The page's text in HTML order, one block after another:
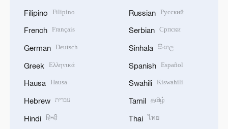
Filipino Filipino
French Français
German Deutsch
Greek Ελληνικά
Hausa Hausa
Hebrew עברית
Hindi हिन्दी
Russian Русский
Serbian Српски
Sinhala සිංහල
Spanish Español
Swahili Kiswahili
Tamil தமிழ்
Thai ไทย